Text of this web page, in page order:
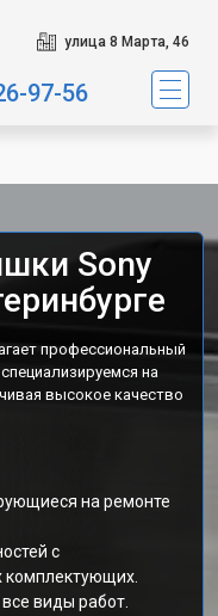
улица 8 Марта, 46
97-56
Sony
профессиональный
на
высокое качество
на ремонте
с
комплектующих.
виды работ.